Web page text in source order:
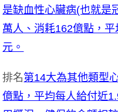
是缺血性心臟病(也就是
萬人、消耗162億點，
元。
排名第14大為其他類型
億點，平均每人給付近